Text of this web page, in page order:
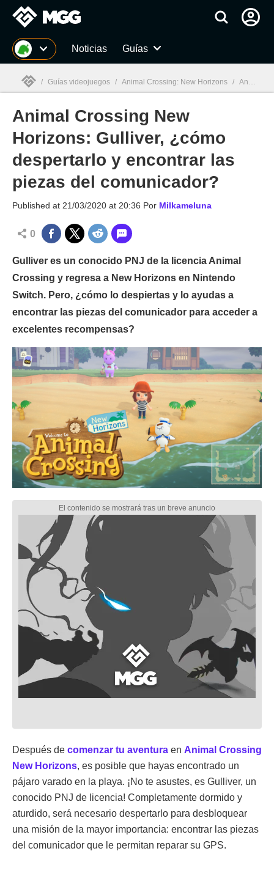
MGG Noticias Guías
MGG
/ Guías videojuegos / Animal Crossing: New Horizons / Animal Crossing New Horizons: Gulliver, ¿cómo despertarlo y encontrar las piezas del comunicador?
Animal Crossing New
Horizons: Gulliver, ¿cómo
despertarlo y encontrar las
piezas del comunicador?
Published at 21/03/2020 at 20:36 Por Milkameluna
0
Gulliver es un conocido PNJ de la licencia Animal
Crossing y regresa a New Horizons en Nintendo
Switch. Pero, ¿cómo lo despiertas y lo ayudas a
encontrar las piezas del comunicador para acceder a
excelentes recompensas?
Después de comenzar tu aventura en Animal Crossing
New Horizons, es posible que hayas encontrado un
pájaro varado en la playa. ¡No te asustes, es Gulliver, un
conocido PNJ de licencia! Completamente dormido y
aturdido, será necesario despertarlo para desbloquear
una misión de la mayor importancia: encontrar las piezas
del comunicador que le permitan reparar su GPS.